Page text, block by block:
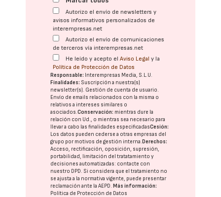
Autorizo el envío de newsletters y
avisos informativos personalizados de
interempresas.net
Autorizo el envío de comunicaciones
de terceros vía interempresas.net
He leído y acepto elAviso Legal y la
Política de Protección de Datos
Responsable: Interempresas Media, S.L.U.
Finalidades: Suscripción a nuestra(s)
newsletter(s). Gestión de cuenta de usuario.
Envío de emails relacionados con la misma o
relativos a intereses similares o
asociados.Conservación: mientras dure la
relación con Ud., o mientras sea necesario para
llevar a cabo las finalidades especificadasCesión:
Los datos pueden cederse a otras empresas del
grupo por motivos de gestión interna.Derechos:
Acceso, rectificación, oposición, supresión,
portabilidad, limitación del tratatamiento y
decisiones automatizadas: contacte con
nuestro DPD. Si considera que el tratamiento no
se ajusta a la normativa vigente, puede presentar
reclamación ante laAEPD.Más información:
Política de Protección de Datos